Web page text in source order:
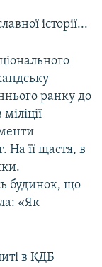
історії...
ранку до
На її щастя, в
будинок, що
«Як
в КДБ